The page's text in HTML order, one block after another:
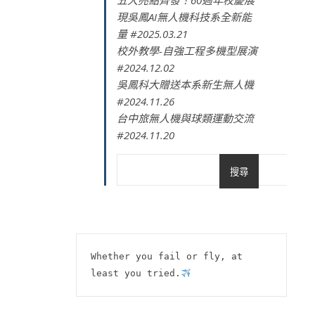
現吳鳳AI無人機科技系全新能
量 #2025.03.21
校外教學-自強工程多機型展演
#2024.12.02
吳鳳科大贈送本系新生無人機
#2024.11.26
台中旅無人機與球類運動交流
#2024.11.20
搜尋
Whether you fail or fly, at
least you tried.